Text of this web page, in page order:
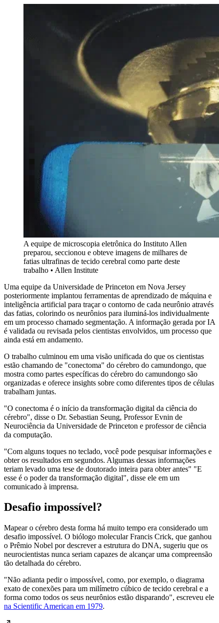
A equipe de microscopia eletrônica do Instituto Allen
preparou, seccionou e obteve imagens de milhares de
fatias ultrafinas de tecido cerebral como parte deste
trabalho • Allen Institute
Uma equipe da Universidade de Princeton em Nova Jersey
posteriormente implantou ferramentas de aprendizado de máquina e
inteligência artificial para traçar o contorno de cada neurônio através
das fatias, colorindo os neurônios para iluminá-los individualmente
em um processo chamado segmentação. A informação gerada por IA
é validada ou revisada pelos cientistas envolvidos, um processo que
ainda está em andamento.
O trabalho culminou em uma visão unificada do que os cientistas
estão chamando de "conectoma" do cérebro do camundongo, que
mostra como partes específicas do cérebro do camundongo são
organizadas e oferece insights sobre como diferentes tipos de células
trabalham juntas.
"O conectoma é o início da transformação digital da ciência do
cérebro", disse o Dr. Sebastian Seung, Professor Evnin de
Neurociência da Universidade de Princeton e professor de ciência
da computação.
"Com alguns toques no teclado, você pode pesquisar informações e
obter os resultados em segundos. Algumas dessas informações
teriam levado uma tese de doutorado inteira para obter antes" "E
esse é o poder da transformação digital", disse ele em um
comunicado à imprensa.
Desafio impossível?
Mapear o cérebro desta forma há muito tempo era considerado um
desafio impossível. O biólogo molecular Francis Crick, que ganhou
o Prêmio Nobel por descrever a estrutura do DNA, sugeriu que os
neurocientistas nunca seriam capazes de alcançar uma compreensão
tão detalhada do cérebro.
"Não adianta pedir o impossível, como, por exemplo, o diagrama
exato de conexões para um milímetro cúbico de tecido cerebral e a
forma como todos os seus neurônios estão disparando", escreveu ele
na Scientific American em 1979.